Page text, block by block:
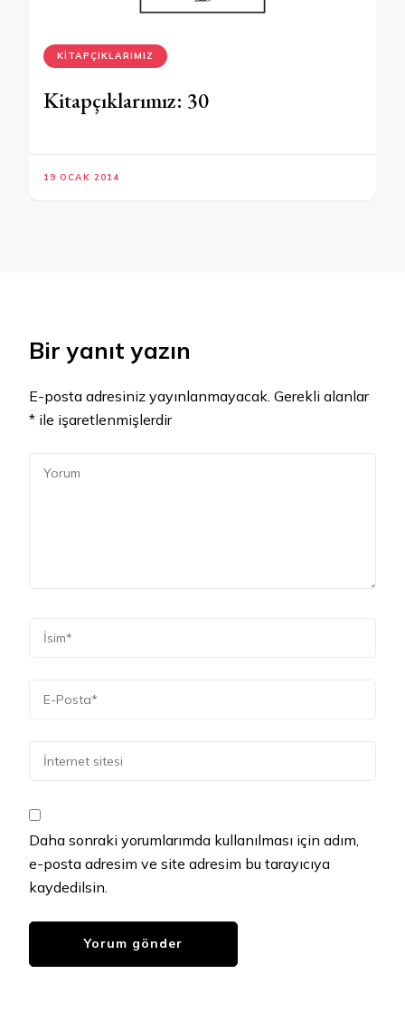
KITAPÇIKLARIMIZ
Kitapçıklarımız: 30
19 OCAK 2014
Bir yanıt yazın
E-posta adresiniz yayınlanmayacak. Gerekli alanlar
* ile işaretlenmişlerdir
Daha sonraki yorumlarımda kullanılması için adım,
e-posta adresim ve site adresim bu tarayıcıya
kaydedilsin.